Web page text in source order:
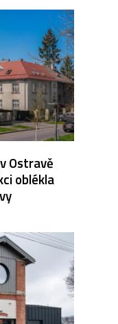
Ostravě
oblékla